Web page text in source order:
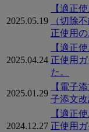
2025.05.19
【適正
（切除
正使用
2025.04.24
【適正
正使用
た。
2025.01.29
【電子
子添文
2024.12.27
【適正
正使用